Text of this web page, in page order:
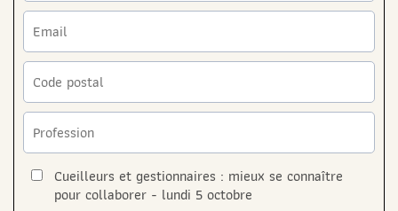
Cueilleurs et gestionnaires : mieux se connaître
pour collaborer - lundi 5 octobre